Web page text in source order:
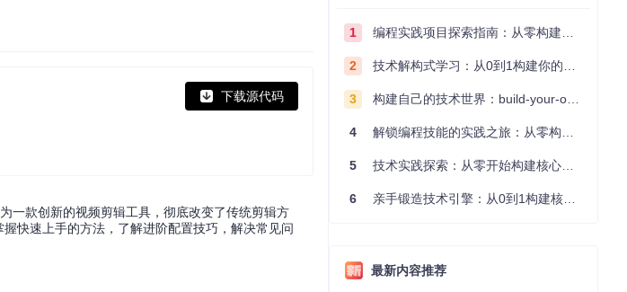
下载源代码
一款创新的视频剪辑工具，彻底改变了传统剪辑方
快速上手的方法，了解进阶配置技巧，解决常见问
1 编程实践项目探索指南：从零构建技术能力体系
2 技术解构式学习：从0到1构建你的编程知识体系
3 构建自己的技术世界：build-your-own-x项目的实践探索指南
4 解锁编程技能的实践之旅：从零构建你的技术世界
5 技术实践探索：从零开始构建核心系统的实践指南
6 亲手锻造技术引擎：从0到1构建核心系统的实践指南
最新内容推荐